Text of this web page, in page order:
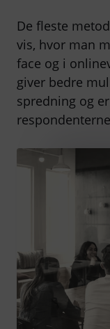
De fleste
vis, hvor man
face og i
giver bedre
spredning og